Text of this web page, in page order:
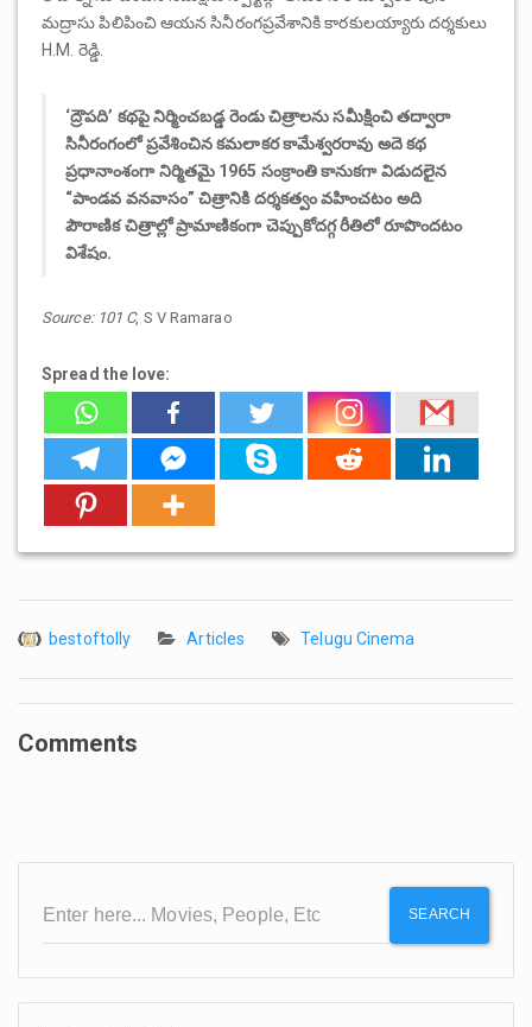
మద్రాసు పిలిపించి ఆయన సినీరంగప్రవేశానికి కారకులయ్యారు దర్శకులు
H.M. రెడ్డి.
‘ద్రౌపది’ కథపై నిర్మించబడ్డ రెండు చిత్రాలను సమీక్షించి తద్వారా
సినీరంగంలో ప్రవేశించిన కమలాకర కామేశ్వరరావు అదె కథ
ప్రధానాంశంగా నిర్మితమై 1965 సంక్రాంతి కానుకగా విడుదలైన
“పాండవ వనవాసం” చిత్రానికి దర్శకత్వం వహించటం అది
పౌరాణిక చిత్రాల్లో ప్రామాణికంగా చెప్పుకోదగ్గ రీతిలో రూపొందటం
విశేషం.
Source: 101 C, S V Ramarao
Spread the love:
bestoftolly Articles Telugu Cinema
Comments
SEARCH